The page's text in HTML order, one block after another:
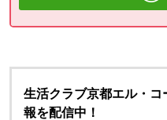
生活クラブ京都エル・
報を配信中！